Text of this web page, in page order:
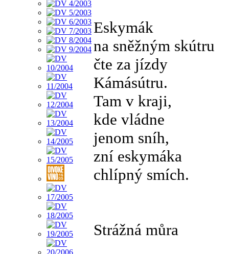
Eskymák
na sněžným skútru
čte za jízdy
Kámásútru.
Tam v kraji,
kde vládne
jenom sníh,
zní eskymáka
chlípný smích.
Strážná můra